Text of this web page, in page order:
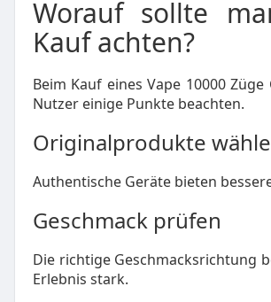
Worauf sollte
Kauf achten?
Beim Kauf eines Vape 10000
Nutzer einige Punkte beachten.
Originalprodukte
Authentische Geräte bieten
Geschmack prüfen
Die richtige Geschmacksrichtung
Erlebnis stark.